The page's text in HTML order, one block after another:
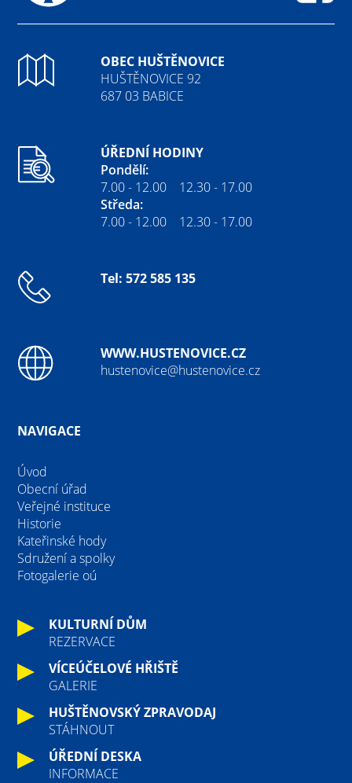
OBEC HUŠTĚNOVICE
HUŠTĚNOVICE 92
687 03 BABICE
ÚŘEDNÍ HODINY
Pondělí:
7.00 - 12.00 12.30 - 17.00
Středa:
7.00 - 12.00 12.30 - 17.00
Tel: 572 585 135
WWW.HUSTENOVICE.CZ
hustenovice@hustenovice.cz
NAVIGACE
Úvod
Obecní úřad
Veřejné instituce
Historie
Kateřinské hody
Sdružení a spolky
Fotogalerie oú
KULTURNÍ DŮM
REZERVACE
VÍCEÚČELOVÉ HŘIŠTĚ
GALERIE
HUŠTĚNOVSKÝ ZPRAVODAJ
STÁHNOUT
ÚŘEDNÍ DESKA
INFORMACE